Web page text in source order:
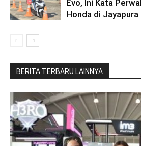
Evo, Ini Kata
Honda di Jayapura
BERITA TERBARU LAINNYA